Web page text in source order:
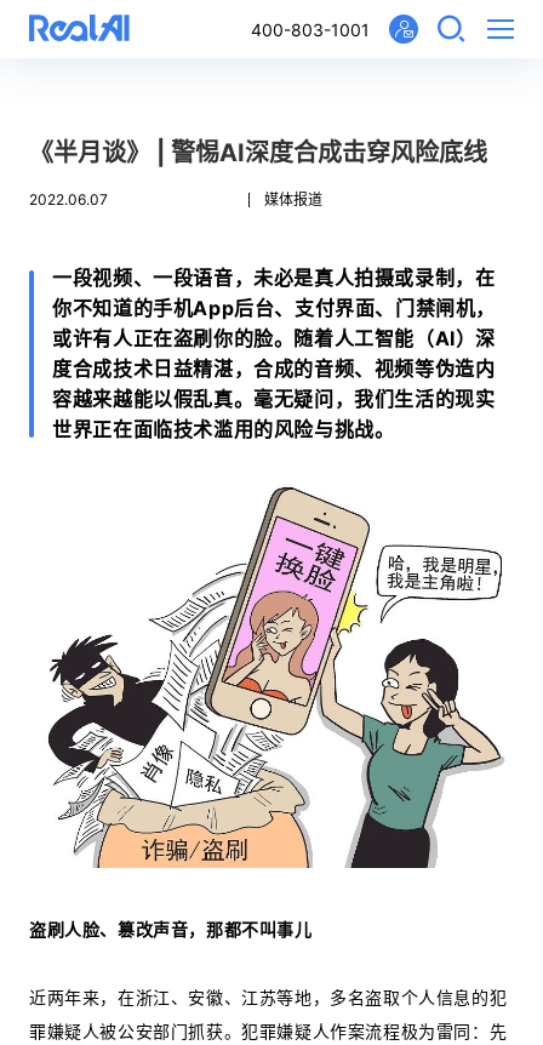
400-803-1001
《半月谈》 | 警惕AI深度合成击穿风险底线
2022.06.07 媒体报道
一段视频、一段语音，未必是真人拍摄或录制，在
你不知道的手机App后台、支付界面、门禁闸机，
或许有人正在盗刷你的脸。随着人工智能（AI）深
度合成技术日益精湛，合成的音频、视频等伪造内
容越来越能以假乱真。毫无疑问，我们生活的现实
世界正在面临技术滥用的风险与挑战。
盗刷人脸、篡改声音，那都不叫事儿
近两年来，在浙江、安徽、江苏等地，多名盗取个人信息的犯
罪嫌疑人被公安部门抓获。犯罪嫌疑人作案流程极为雷同：先